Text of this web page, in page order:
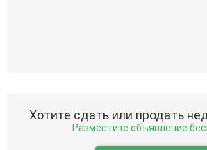
Хотите сдать или продать
Разместите объявление